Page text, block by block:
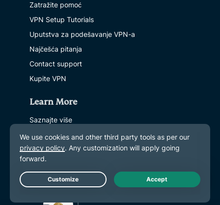
Zatražite pomoć
VPN Setup Tutorials
Uputstva za podešavanje VPN-a
Najčešća pitanja
Contact support
Kupite VPN
Learn More
Saznajte više
Šta je VPN?
Šta je Moj IP?
Blog
Live Chat